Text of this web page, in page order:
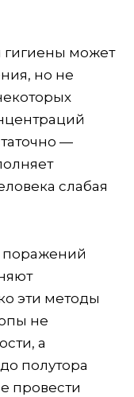
может
но не
—
слабая
поражений
эти методы
не
а
полутора
провести